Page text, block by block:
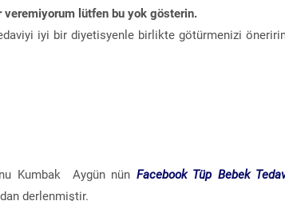
lütfen bu yok gösterin.
iyi bir diyetisyenle birlikte götürmenizi
Kumbak Aygün nün Facebook Tüp Bebek
derlenmiştir.